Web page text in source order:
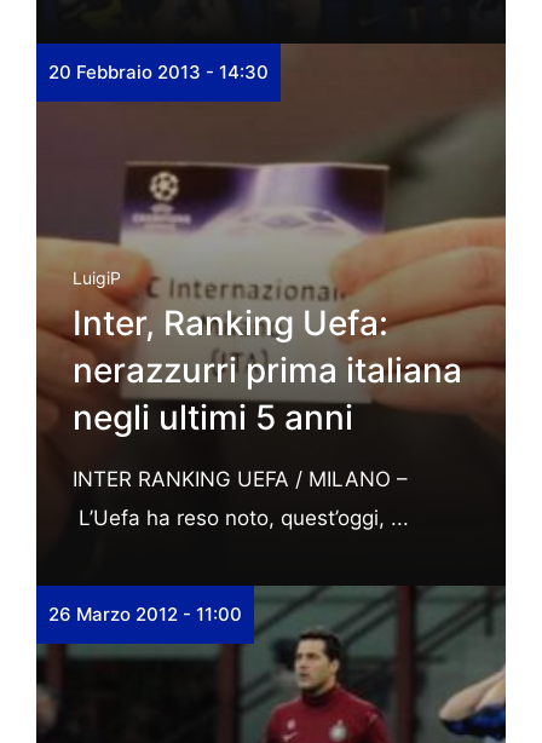
20 Febbraio 2013 - 14:30
LuigiP
Inter, Ranking Uefa:
nerazzurri prima italiana
negli ultimi 5 anni
INTER RANKING UEFA / MILANO –
L’Uefa ha reso noto, quest’oggi, ...
26 Marzo 2012 - 11:00